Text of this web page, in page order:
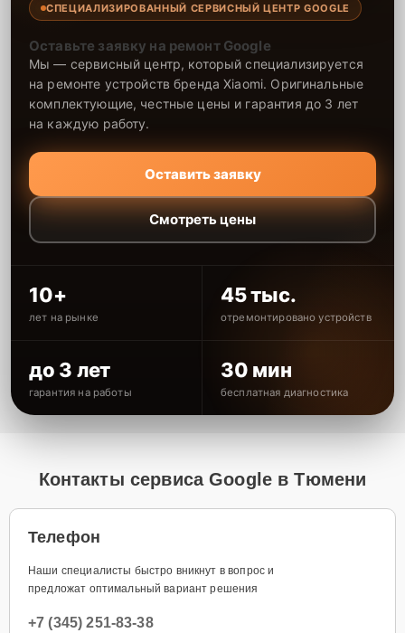
СПЕЦИАЛИЗИРОВАННЫЙ СЕРВИСНЫЙ ЦЕНТР GOOGLE
Оставьте заявку на ремонт Google
Мы — сервисный центр, который специализируется
на ремонте устройств бренда Xiaomi. Оригинальные
комплектующие, честные цены и гарантия до 3 лет
на каждую работу.
Оставить заявку
Смотреть цены
10+
лет на рынке
45 тыс.
отремонтировано устройств
до 3 лет
гарантия на работы
30 мин
бесплатная диагностика
Контакты сервиса Google в Тюмени
Телефон
Наши специалисты быстро вникнут в вопрос и
предложат оптимальный вариант решения
+7 (345) 251-83-38